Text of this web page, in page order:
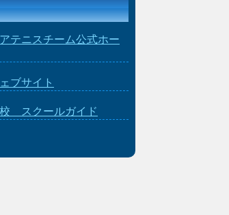
テニスチーム公式ホー
ブサイト
スクールガイド